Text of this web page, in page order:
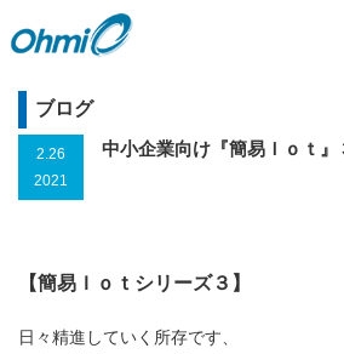
ブログ
2.26
2021
中小企業向け『簡易Ｉｏｔ』
【簡易Ｉｏｔシリーズ３】
日々精進していく所存です、